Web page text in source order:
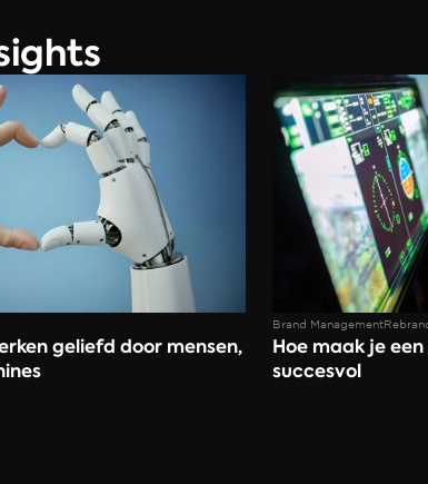
geliefd door mensen,
Brand Management
Hoe maak je
succesvol